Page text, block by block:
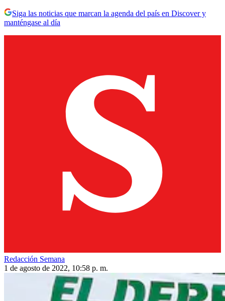
Siga las noticias que marcan la agenda del país en Discover y
manténgase al día
Redacción Semana
1 de agosto de 2022, 10:58 p. m.